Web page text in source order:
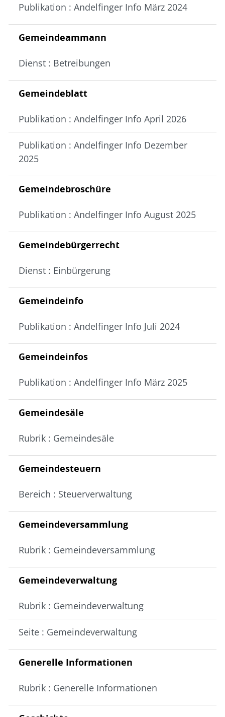
Publikation : Andelfinger Info März 2024
Gemeindeammann
Dienst : Betreibungen
Gemeindeblatt
Publikation : Andelfinger Info April 2026
Publikation : Andelfinger Info Dezember
2025
Gemeindebroschüre
Publikation : Andelfinger Info August 2025
Gemeindebürgerrecht
Dienst : Einbürgerung
Gemeindeinfo
Publikation : Andelfinger Info Juli 2024
Gemeindeinfos
Publikation : Andelfinger Info März 2025
Gemeindesäle
Rubrik : Gemeindesäle
Gemeindesteuern
Bereich : Steuerverwaltung
Gemeindeversammlung
Rubrik : Gemeindeversammlung
Gemeindeverwaltung
Rubrik : Gemeindeverwaltung
Seite : Gemeindeverwaltung
Generelle Informationen
Rubrik : Generelle Informationen